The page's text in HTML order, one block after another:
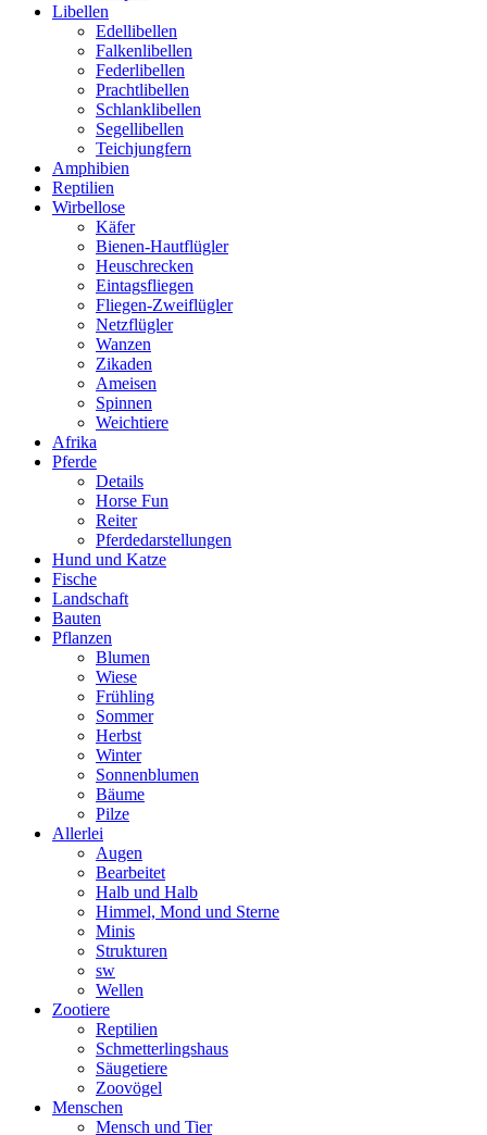
Libellen
Edellibellen
Falkenlibellen
Federlibellen
Prachtlibellen
Schlanklibellen
Segellibellen
Teichjungfern
Amphibien
Reptilien
Wirbellose
Käfer
Bienen-Hautflügler
Heuschrecken
Eintagsfliegen
Fliegen-Zweiflügler
Netzflügler
Wanzen
Zikaden
Ameisen
Spinnen
Weichtiere
Afrika
Pferde
Details
Horse Fun
Reiter
Pferdedarstellungen
Hund und Katze
Fische
Landschaft
Bauten
Pflanzen
Blumen
Wiese
Frühling
Sommer
Herbst
Winter
Sonnenblumen
Bäume
Pilze
Allerlei
Augen
Bearbeitet
Halb und Halb
Himmel, Mond und Sterne
Minis
Strukturen
sw
Wellen
Zootiere
Reptilien
Schmetterlingshaus
Säugetiere
Zoovögel
Menschen
Mensch und Tier